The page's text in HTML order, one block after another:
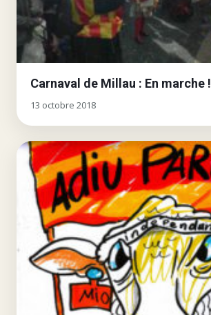
Carnaval de Millau : En marche !
13 octobre 2018